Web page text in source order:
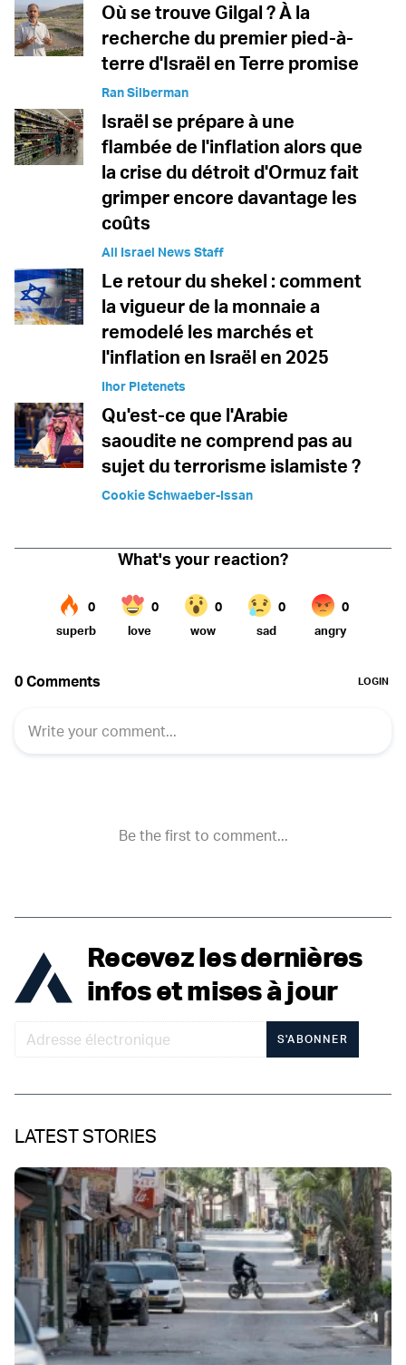
Où se trouve Gilgal ? À la
recherche du premier pied-à-
terre d'Israël en Terre promise
Ran Silberman
Israël se prépare à une
flambée de l'inflation alors que
la crise du détroit d'Ormuz fait
grimper encore davantage les
coûts
All Israel News Staff
Le retour du shekel : comment
la vigueur de la monnaie a
remodelé les marchés et
l'inflation en Israël en 2025
Ihor Pletenets
Qu'est-ce que l'Arabie
saoudite ne comprend pas au
sujet du terrorisme islamiste ?
Cookie Schwaeber-Issan
Recevez les dernières
infos et mises à jour
S'ABONNER
LATEST STORIES